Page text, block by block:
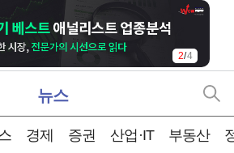
2/4
뉴스
경제 증권 산업·IT 부동산